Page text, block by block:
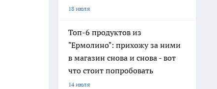
18 июля
Топ-6 продуктов из
"Ермолино": прихожу за ними
в магазин снова и снова - вот
что стоит попробовать
14 июля